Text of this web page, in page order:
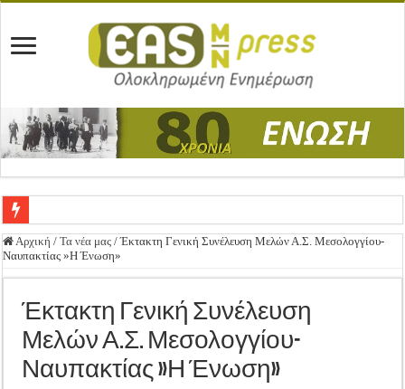
Ένωση Μεσολογγίου: Συγχαρητήρια Επιστολή προς Δήμο Μεσολογγίου
ΕΝΩΣΗ ΜΕΣΟΛΟΓΓΙΟΥ: ΕΚΛΟΓΙΚΗ ΓΕΝΙΚΗ ΣΥΝΕΛΕΥΣΗ
Δημοσιεύτηκε η Προδημοσίευση της Πρόσκλησης Σχεδίων Βελτίωσης
Ανακοίνωση: Επιστροφή ΦΠΑ
Καλά Χριστούγεννα! Καλή Χρονιά!
Αρχική / Τα νέα μας / Έκτακτη Γενική Συνέλευση Μελών Α.Σ. Μεσολογγίου-
Ναυπακτίας »Η Ένωση»
Έκτακτη Γενική Συνέλευση
Μελών Α.Σ. Μεσολογγίου-
Ναυπακτίας »Η Ένωση»